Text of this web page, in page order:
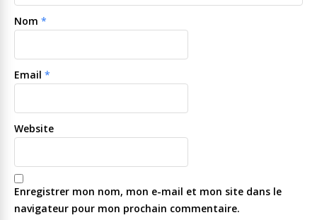
Nom *
Email *
Website
Enregistrer mon nom, mon e-mail et mon site dans le
navigateur pour mon prochain commentaire.